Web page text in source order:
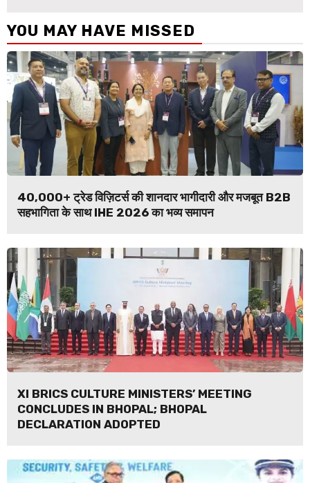
YOU MAY HAVE MISSED
40,000+ ट्रेड विज़िटर्स की शानदार भागीदारी और मजबूत B2B
सहभागिता के साथ IHE 2026 का भव्य समापन
XI BRICS CULTURE MINISTERS’ MEETING
CONCLUDES IN BHOPAL; BHOPAL
DECLARATION ADOPTED